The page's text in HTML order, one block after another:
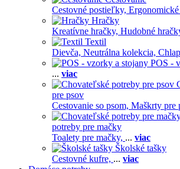
Cestovné postieľky, Ergonomické
Hračky
Kreatívne hračky, Hudobné
Textil
Dievča, Neutrálna kolekcia,
POS -
... viac
pre psov
Cestovanie so psom, Maškrty pre
potreby pre mačky
Toalety pre mačky, ... viac
Školské tašky
Cestovné kufre, ... viac